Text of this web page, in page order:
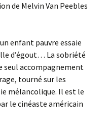
de Melvin Van Peebles
enfant pauvre essaie
d’égout… La sobriété
seul accompagnement
tourné sur les
mélancolique. Il est le
le cinéaste américain